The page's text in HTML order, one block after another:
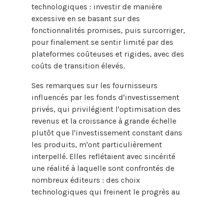
technologiques : investir de manière
excessive en se basant sur des
fonctionnalités promises, puis surcorriger,
pour finalement se sentir limité par des
plateformes coûteuses et rigides, avec des
coûts de transition élevés.
Ses remarques sur les fournisseurs
influencés par les fonds d'investissement
privés, qui privilégient l'optimisation des
revenus et la croissance à grande échelle
plutôt que l'investissement constant dans
les produits, m'ont particulièrement
interpellé. Elles reflétaient avec sincérité
une réalité à laquelle sont confrontés de
nombreux éditeurs : des choix
technologiques qui freinent le progrès au